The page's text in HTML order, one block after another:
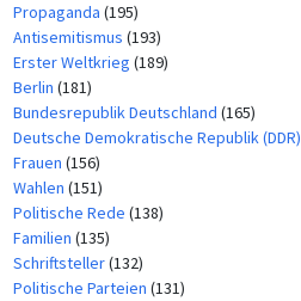
Propaganda (195)
Antisemitismus (193)
Erster Weltkrieg (189)
Berlin (181)
Bundesrepublik Deutschland (165)
Deutsche Demokratische Republik (DDR)
Frauen (156)
Wahlen (151)
Politische Rede (138)
Familien (135)
Schriftsteller(132)
Politische Parteien (131)